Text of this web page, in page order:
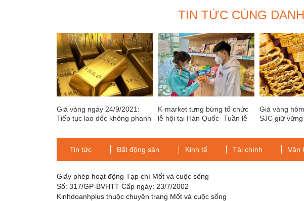
TIN TỨC CÙNG
Giá vàng ngày 24/9/2021:
Tiếp tục lao dốc không phanh
K-market tưng bừng tổ chức
lễ hội tại Hàn Quốc- Tuần lễ
Giá vàng
SJC giữ
Tin tức Bất động sản Kinh tế Tài chính Văn
Giấy phép hoạt động Tạp chí Mốt và cuộc sống
Số: 317/GP-BVHTT Cấp ngày: 23/7/2002
Kinhdoanhplus thuộc chuyên trang Mốt và cuộc sống